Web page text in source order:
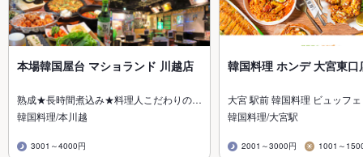
本場韓国屋台 マショランド 川越店
熟成★長時間煮込み★料理人こだわりの…
韓国料理/本川越
3001～4000円
韓国料理 ホンデ 大宮東口
大宮 駅前 韓国料理 ビュッフ
韓国料理/大宮駅
2001～3000円 1001～